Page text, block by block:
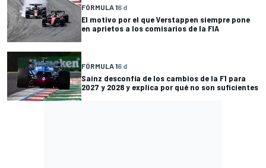
FÓRMULA 16 d
El motivo por el que Verstappen siempre pone
en aprietos a los comisarios de la FIA
FÓRMULA 16 d
Sainz desconfía de los cambios de la F1 para
2027 y 2028 y explica por qué no son suficientes